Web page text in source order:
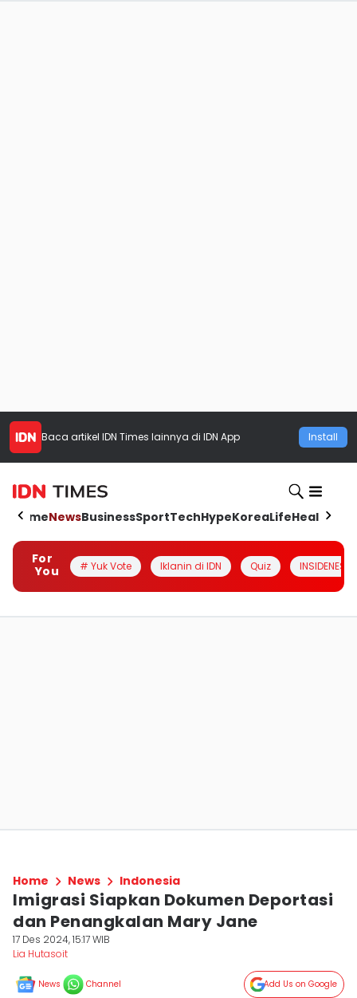
Baca artikel IDN Times lainnya di IDN App Install
HomeNewsBusinessSportTechHypeKoreaLifeHealth
For
You
# Yuk Vote Iklanin di IDN Quiz INSIDENESIA
Home News Indonesia
Imigrasi Siapkan Dokumen Deportasi
dan Penangkalan Mary Jane
17 Des 2024, 15:17 WIB
Lia Hutasoit
News Channel Add Us on Google